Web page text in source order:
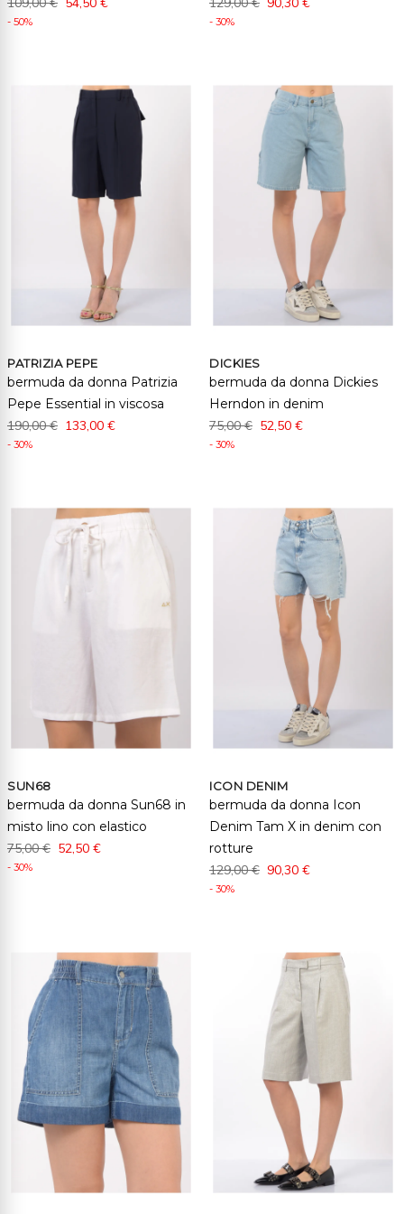
- 50% - 30%
PATRIZIA PEPE
bermuda da donna Patrizia
Pepe Essential in viscosa
190,00 € 133,00 €
- 30%
DICKIES
bermuda da donna Dickies
Herndon in denim
75,00 € 52,50 €
- 30%
SUN68
bermuda da donna Sun68 in
misto lino con elastico
75,00 € 52,50 €
- 30%
ICON DENIM
bermuda da donna Icon
Denim Tam X in denim con
rotture
129,00 € 90,30 €
- 30%